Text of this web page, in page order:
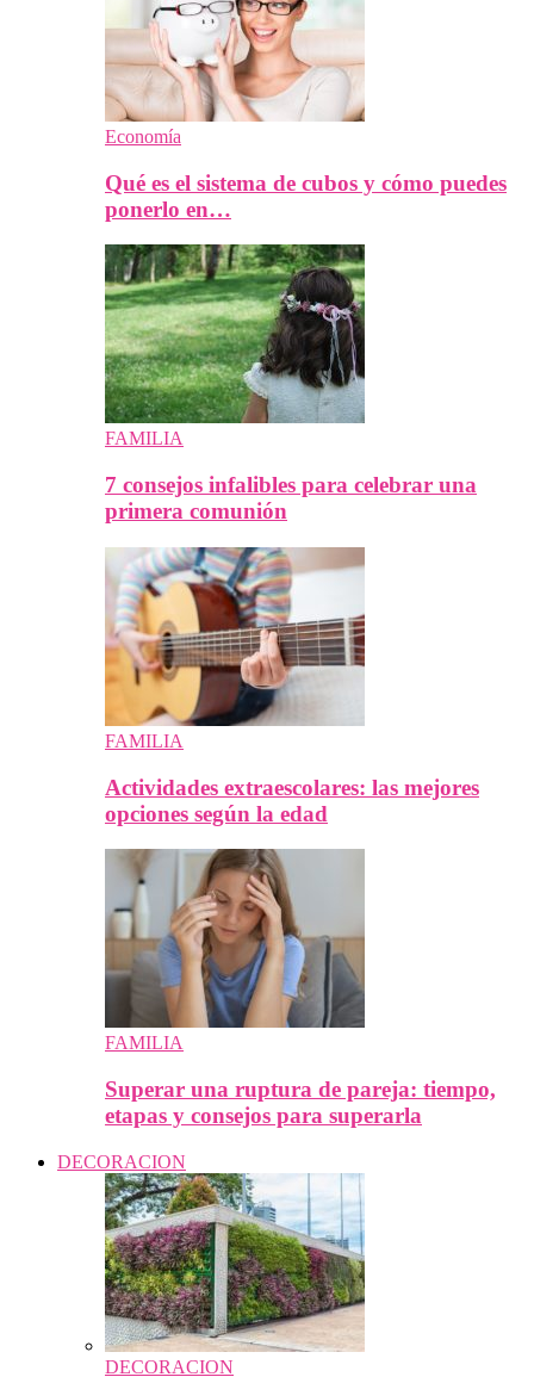
Economía
Qué es el sistema de cubos y cómo puedes
ponerlo en…
FAMILIA
7 consejos infalibles para celebrar una
primera comunión
FAMILIA
Actividades extraescolares: las mejores
opciones según la edad
FAMILIA
Superar una ruptura de pareja: tiempo,
etapas y consejos para superarla
DECORACION
DECORACION